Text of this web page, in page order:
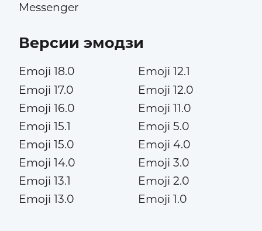
Messenger
Версии эмодзи
Emoji 18.0
Emoji 17.0
Emoji 16.0
Emoji 15.1
Emoji 15.0
Emoji 14.0
Emoji 13.1
Emoji 13.0
Emoji 12.1
Emoji 12.0
Emoji 11.0
Emoji 5.0
Emoji 4.0
Emoji 3.0
Emoji 2.0
Emoji 1.0